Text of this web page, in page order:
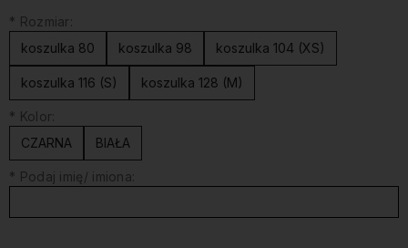
* Rozmiar:
koszulka 80
koszulka 98 koszulka 104 (XS)
koszulka 116 (S) koszulka 128 (M)
* Kolor:
CZARNA
BIAŁA
* Podaj imię/ imiona: